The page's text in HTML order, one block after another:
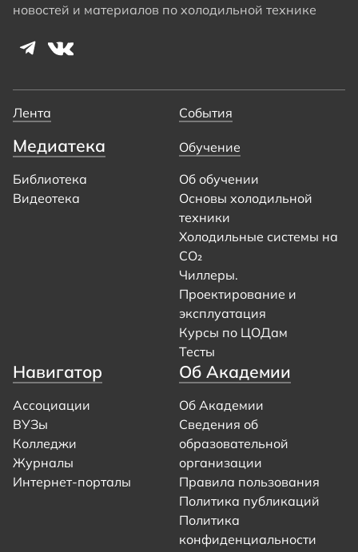
новостей и материалов по холодильной технике
Лента События
Медиатека
Библиотека
Видеотека
Обучение
Об обучении
Основы холодильной
техники
Холодильные системы на
CO₂
Чиллеры.
Проектирование и
эксплуатация
Курсы по ЦОДам
Тесты
Навигатор
Ассоциации
ВУЗы
Колледжи
Журналы
Интернет-порталы
Об Академии
Об Академии
Сведения об
образовательной
организации
Правила пользования
Политика публикаций
Политика
конфиденциальности